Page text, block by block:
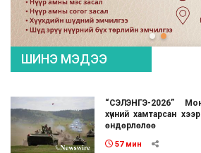
ШИНЭ МЭДЭЭ
“СЭЛЭНГЭ-2026”
хүчний хамтарсан
өндөрлөлөө
57 мин